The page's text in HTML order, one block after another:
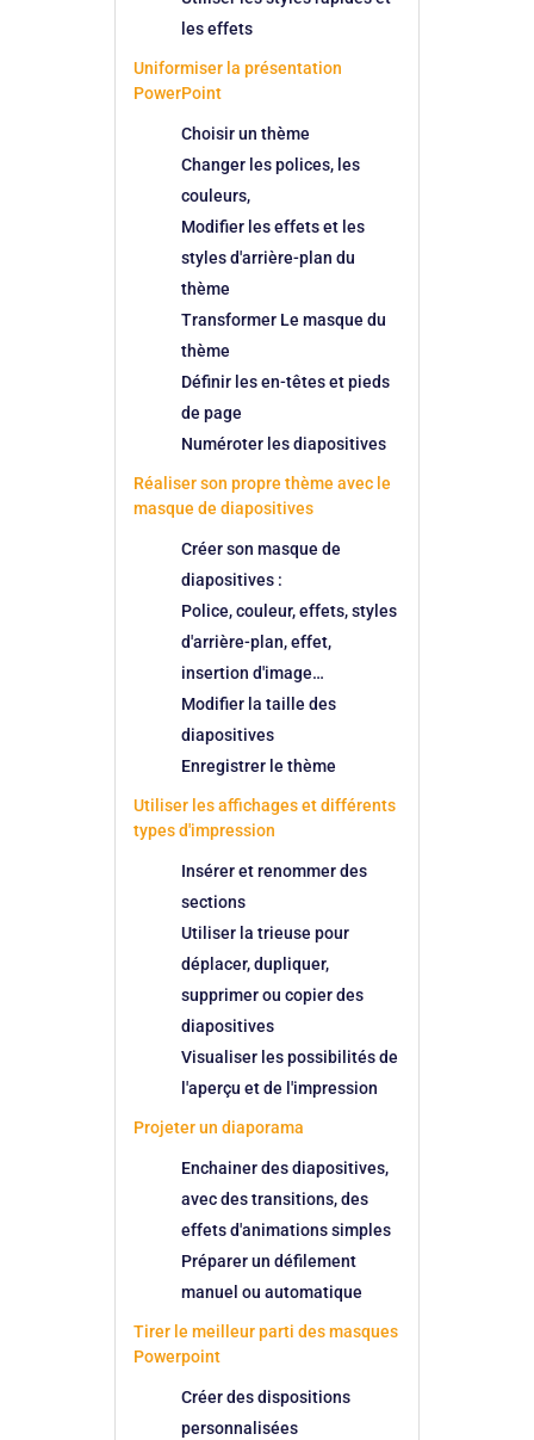
les effets
Uniformiser la présentation
PowerPoint
Choisir un thème
Changer les polices, les
couleurs,
Modifier les effets et les
styles d'arrière-plan du
thème
Transformer Le masque du
thème
Définir les en-têtes et pieds
de page
Numéroter les diapositives
Réaliser son propre thème avec le
masque de diapositives
Créer son masque de
diapositives :
Police, couleur, effets, styles
d'arrière-plan, effet,
insertion d'image…
Modifier la taille des
diapositives
Enregistrer le thème
Utiliser les affichages et différents
types d'impression
Insérer et renommer des
sections
Utiliser la trieuse pour
déplacer, dupliquer,
supprimer ou copier des
diapositives
Visualiser les possibilités de
l'aperçu et de l'impression
Projeter un diaporama
Enchainer des diapositives,
avec des transitions, des
effets d'animations simples
Préparer un défilement
manuel ou automatique
Tirer le meilleur parti des masques
Powerpoint
Créer des dispositions
personnalisées